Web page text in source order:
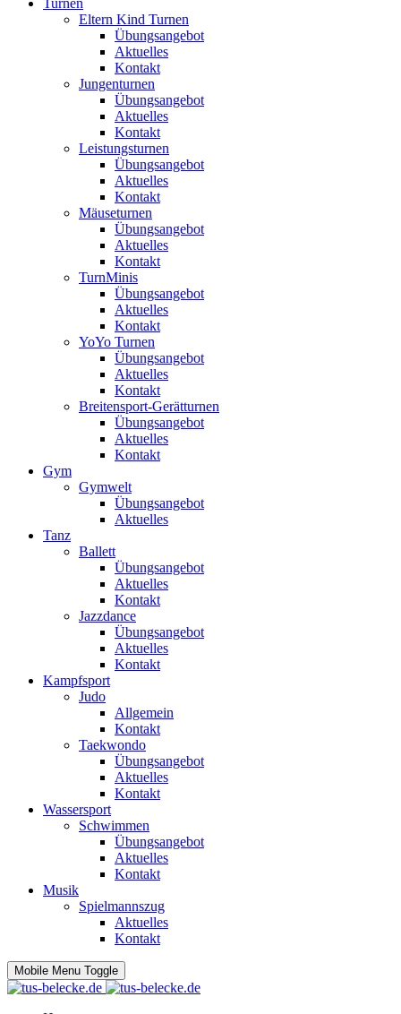
Turnen
Eltern Kind Turnen
Übungsangebot
Aktuelles
Kontakt
Jungenturnen
Übungsangebot
Aktuelles
Kontakt
Leistungsturnen
Übungsangebot
Aktuelles
Kontakt
Mäuseturnen
Übungsangebot
Aktuelles
Kontakt
TurnMinis
Übungsangebot
Aktuelles
Kontakt
YoYo Turnen
Übungsangebot
Aktuelles
Kontakt
Breitensport-Gerätturnen
Übungsangebot
Aktuelles
Kontakt
Gym
Gymwelt
Übungsangebot
Aktuelles
Tanz
Ballett
Übungsangebot
Aktuelles
Kontakt
Jazzdance
Übungsangebot
Aktuelles
Kontakt
Kampfsport
Judo
Allgemein
Kontakt
Taekwondo
Übungsangebot
Aktuelles
Kontakt
Wassersport
Schwimmen
Übungsangebot
Aktuelles
Kontakt
Musik
Spielmannszug
Aktuelles
Kontakt
Mobile Menu Toggle